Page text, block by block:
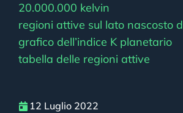
20.000.000 kelvin
regioni attive sul lato nascosto
grafico dell’indice K planetario
tabella delle regioni attive
12 Luglio 2022